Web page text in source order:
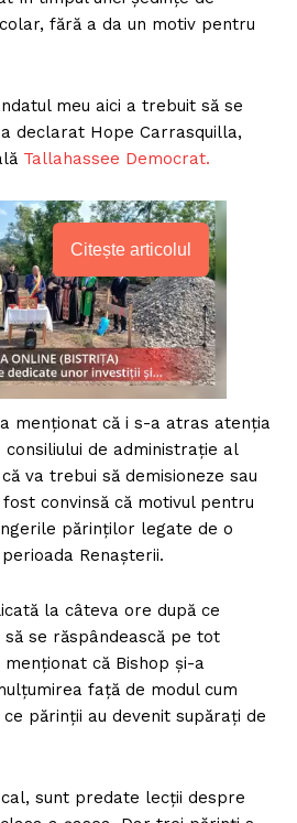
fără a da un motiv pentru
meu aici a trebuit să se
declarat Hope Carrasquilla,
Tallahassee Democrat.
Citește articolul
menționat că i s-a atras atenția
de administrație al
va trebui să demisioneze sau
convinsă că motivul pentru
părinților legate de o
Renașterii.
la câteva ore după ce
se răspândească pe tot
că Bishop și-a
față de modul cum
părinții au devenit supărați de
sunt predate lecții despre